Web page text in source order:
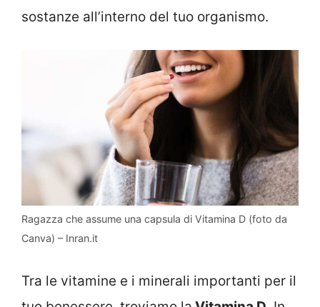
sostanze all’interno del tuo organismo.
Ragazza che assume una capsula di Vitamina D (foto da
Canva) – Inran.it
Tra le vitamine e i minerali importanti per il